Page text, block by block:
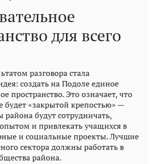
для всего
разговора стала
создать на Подоле единое
пространство. Это означает, что
будет «закрытой крепостью» —
будут сотрудничать,
и привлекать учащихся в
и социальные проекты. Лучшие
сектора должны работать в
района.